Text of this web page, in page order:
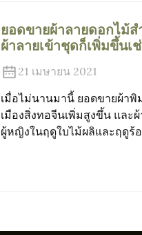
ยอดขายผ้าลายดอกไม้
ผ้าลายเข้าชุดก็เพิ่มขึ้นเ
21 เมษายน 2021
เมื่อไม่นานมานี้ ยอดขายผ้า
เมืองสิ่งทอจีนเพิ่มสูงขึ้น แล
ผู้หญิงในฤดูใบไม้ผลิและฤดูร้